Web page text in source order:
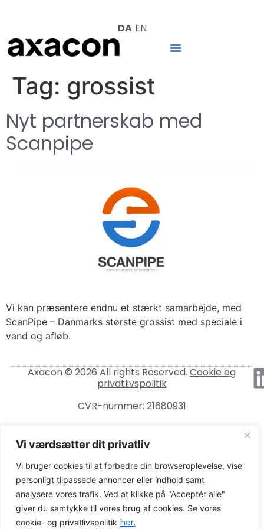
Vi værdsætter dit privatliv
Vi bruger cookies til at forbedre din browseroplevelse, vise
personligt tilpassede annoncer eller indhold samt
analysere vores trafik. Ved at klikke på "Acceptér alle"
giver du samtykke til vores brug af cookies. Se vores
cookie- og privatlivspolitik her.
DA EN
Tag: grossist
Nyt partnerskab med
Scanpipe
Vi kan præsentere endnu et stærkt samarbejde, med
ScanPipe – Danmarks største grossist med speciale i
vand og afløb.
Axacon © 2026 All rights Reserved.Cookie og
privatlivspolitik
CVR-nummer: 21680931